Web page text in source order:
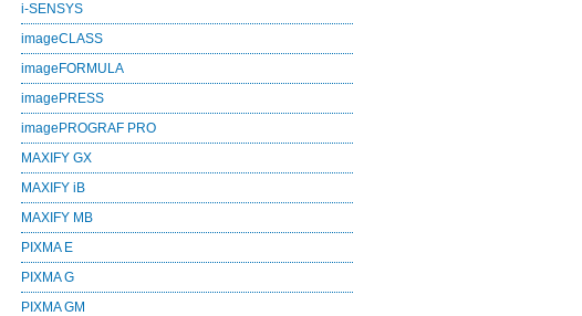
i‑SENSYS
imageCLASS
imageFORMULA
imagePRESS
imagePROGRAF PRO
MAXIFY GX
MAXIFY iB
MAXIFY MB
PIXMA E
PIXMA G
PIXMA GM